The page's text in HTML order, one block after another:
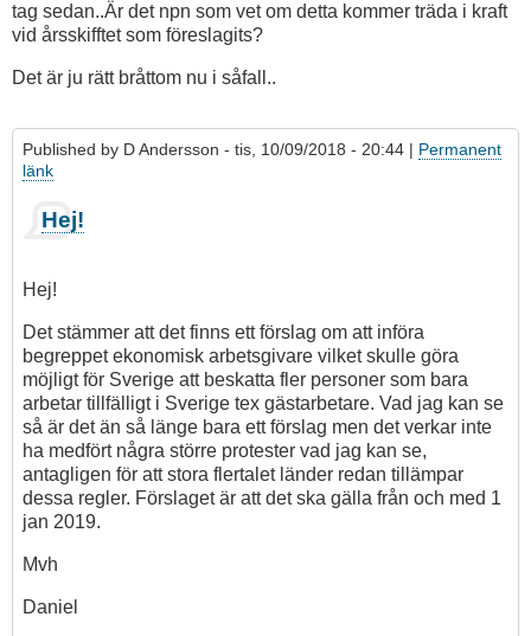
tag sedan..Är det npn som vet om detta kommer träda i kraft
vid årsskifftet som föreslagits?
Det är ju rätt bråttom nu i såfall..
Published by D Andersson - tis, 10/09/2018 - 20:44 | Permanent
länk
Hej!
Hej!
Det stämmer att det finns ett förslag om att införa
begreppet ekonomisk arbetsgivare vilket skulle göra
möjligt för Sverige att beskatta fler personer som bara
arbetar tillfälligt i Sverige tex gästarbetare. Vad jag kan se
så är det än så länge bara ett förslag men det verkar inte
ha medfört några större protester vad jag kan se,
antagligen för att stora flertalet länder redan tillämpar
dessa regler. Förslaget är att det ska gälla från och med 1
jan 2019.
Mvh
Daniel